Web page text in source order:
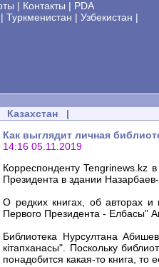
| Контакты | PDA
| Туркменистан | Узбекистан |
Казахстан |
Как выглядит личная
14:16 05.11.2019
Корреспонденту Tengrinews.kz
Президента в здании Назарбаев-
О редких книгах, об авторах и
Первого Президента - Елбасы"
Библиотека Нурсултана
кiтапханасы". Поскольку
понадобится какая-то книга, то